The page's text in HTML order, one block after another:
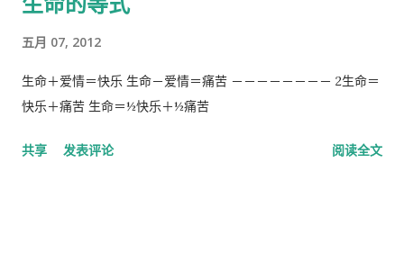
五月 07, 2012
生命＋爱情＝快乐 生命－爱情＝痛苦 －－－－－－－－ 2生命＝
快乐＋痛苦 生命＝½快乐＋½痛苦
共享 发表评论 阅读全文